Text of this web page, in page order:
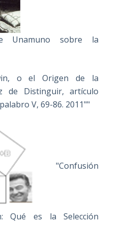
Unamuno sobre la
o el Origen de la
de Distinguir, artículo
V, 69-86. 2011""
"Confusión
Qué es la Selección